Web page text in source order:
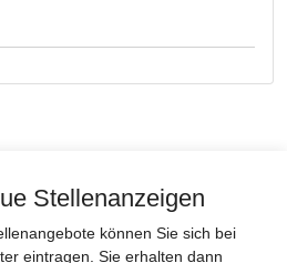
Stellenanzeigen
können Sie sich bei
eintragen. Sie erhalten dann